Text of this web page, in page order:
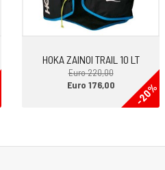
HOKA ZAINOI TRAIL 10 LT
Euro 220,00
-20%
Euro 176,00